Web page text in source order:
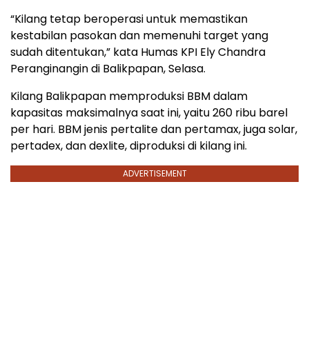
“Kilang tetap beroperasi untuk memastikan
kestabilan pasokan dan memenuhi target yang
sudah ditentukan,” kata Humas KPI Ely Chandra
Peranginangin di Balikpapan, Selasa.
Kilang Balikpapan memproduksi BBM dalam
kapasitas maksimalnya saat ini, yaitu 260 ribu barel
per hari. BBM jenis pertalite dan pertamax, juga solar,
pertadex, dan dexlite, diproduksi di kilang ini.
ADVERTISEMENT